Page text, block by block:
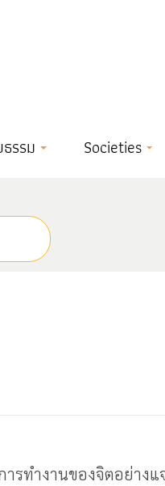
รรม Societies
ทำงานของจิตอย่างแ